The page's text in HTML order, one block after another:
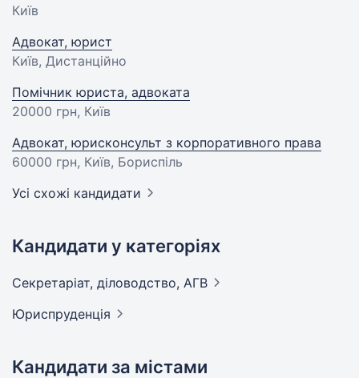
Київ
Адвокат, юрист
Київ, Дистанційно
Помічник юриста, адвоката
20000 грн, Київ
Адвокат, юрисконсульт з корпоративного права
60000 грн, Київ, Бориспіль
Усі схожі кандидати
Кандидати у категоріях
Секретаріат, діловодство, АГВ
Юриспруденція
Кандидати за містами